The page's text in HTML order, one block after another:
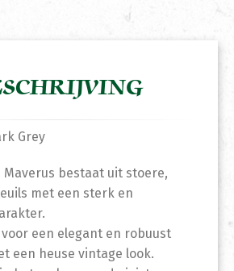
Grey
Maverus bestaat uit stoere,
met een sterk en
voor een elegant en robuust
een heuse vintage look.